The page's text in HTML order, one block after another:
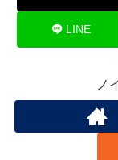
LINE
ノ